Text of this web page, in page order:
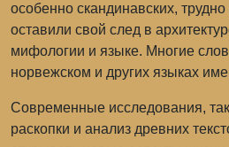
особенно скандинавских,
оставили свой след в
мифологии и языке. Многие
норвежском и других языках
Современные исследования,
раскопки и анализ древних